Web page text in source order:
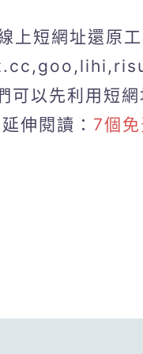
上短網址還原
可以先利用短
伸閱讀： 7個